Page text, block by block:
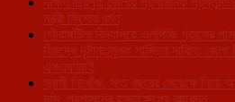
মন্ত্রী কিশোর বর্মণ
গৌরাঙ্গটিলা বিদ্যালয়ে এলপিজি গ্যাসের
বিরুদ্ধে দৃষ্টান্তমূলক শাস্তির দাবিতে জেলা
এসএফআই
স্বামী নিখোঁজ, সাত বছরের মেয়েকে নিয়ে
দাস, প্রশাসনের হস্তক্ষেপের আবেদন